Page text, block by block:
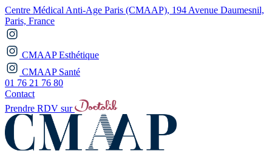
Centre Médical Anti-Age Paris (CMAAP), 194 Avenue Daumesnil,
Paris, France
CMAAP Esthétique
CMAAP Santé
01 76 21 76 80
Contact
Prendre RDV sur